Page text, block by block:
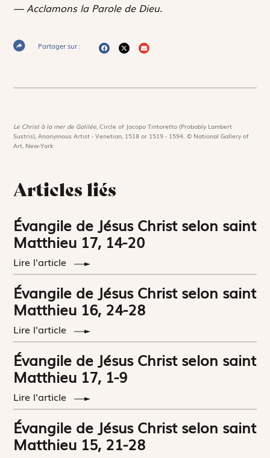
— Acclamons la Parole de Dieu.
Partager sur :
Le Christ à la mer de Galilée,Circle of Jacopo Tintoretto (Probably Lambert
Sustris), Anonymous Artist - Venetian, 1518 or 1519 - 1594. © National Gallery of
Art, New-York
Articles liés
Évangile de Jésus Christ selon saint
Matthieu 17, 14-20
Lire l'article
Évangile de Jésus Christ selon saint
Matthieu 16, 24-28
Lire l'article
Évangile de Jésus Christ selon saint
Matthieu 17, 1-9
Lire l'article
Évangile de Jésus Christ selon saint
Matthieu 15, 21-28